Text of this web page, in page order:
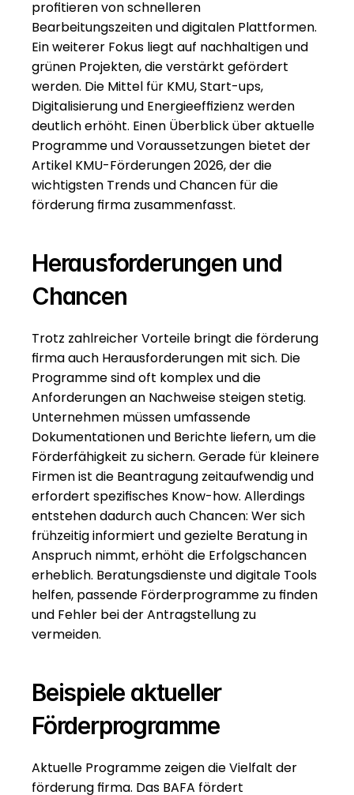
profitieren von schnelleren
Bearbeitungszeiten und digitalen Plattformen.
Ein weiterer Fokus liegt auf nachhaltigen und
grünen Projekten, die verstärkt gefördert
werden. Die Mittel für KMU, Start-ups,
Digitalisierung und Energieeffizienz werden
deutlich erhöht. Einen Überblick über aktuelle
Programme und Voraussetzungen bietet der
Artikel KMU-Förderungen 2026, der die
wichtigsten Trends und Chancen für die
förderung firma zusammenfasst.
Herausforderungen und
Chancen
Trotz zahlreicher Vorteile bringt die förderung
firma auch Herausforderungen mit sich. Die
Programme sind oft komplex und die
Anforderungen an Nachweise steigen stetig.
Unternehmen müssen umfassende
Dokumentationen und Berichte liefern, um die
Förderfähigkeit zu sichern. Gerade für kleinere
Firmen ist die Beantragung zeitaufwendig und
erfordert spezifisches Know-how. Allerdings
entstehen dadurch auch Chancen: Wer sich
frühzeitig informiert und gezielte Beratung in
Anspruch nimmt, erhöht die Erfolgschancen
erheblich. Beratungsdienste und digitale Tools
helfen, passende Förderprogramme zu finden
und Fehler bei der Antragstellung zu
vermeiden.
Beispiele aktueller
Förderprogramme
Aktuelle Programme zeigen die Vielfalt der
förderung firma. Das BAFA fördert